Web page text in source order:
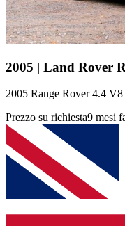
2005 | Land Rover
2005 Range Rover 4.4 V8
Prezzo su richiesta9 mesi